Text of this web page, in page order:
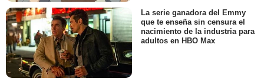
La serie ganadora del Emmy
que te enseña sin censura el
nacimiento de la industria para
adultos en HBO Max